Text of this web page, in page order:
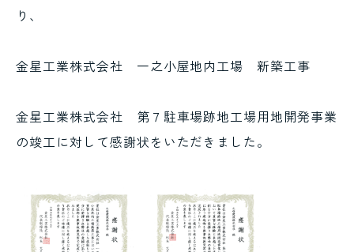
機材センター
お知らせ
協力会社の皆様へ お問い合わせ
り、
金星工業株式会社 一之小屋地内工場 新築工事
金星工業株式会社 第７駐車場跡地工場用地開発事業
の竣工に対して感謝状をいただきました。